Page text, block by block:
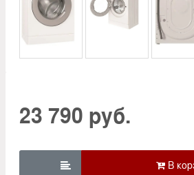
23 790 руб.
